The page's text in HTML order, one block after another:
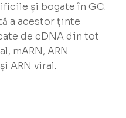
și bogate în GC.
a acestor ținte
de cDNA din tot
mARN, ARN
ARN viral.